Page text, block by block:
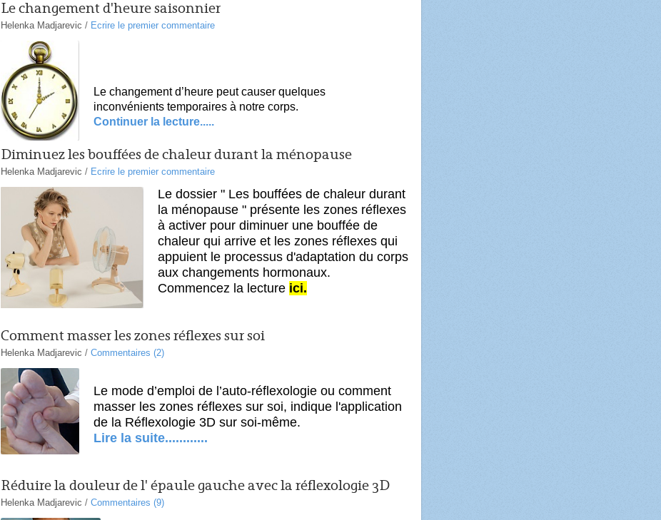
Le changement d'heure saisonnier
Helenka Madjarevic / Ecrire le premier commentaire
Le changement d’heurepeut causer quelques
inconvénients temporaires à notre corps.
Continuer la lecture.....
Diminuez les bouffées de chaleur durant la ménopause
Helenka Madjarevic / Ecrire le premier commentaire
Le dossier " Les bouffées de chaleur durant
la ménopause " présente les zones réflexes
à activer pour diminuer une bouffée de
chaleur qui arrive et les zones réflexes qui
appuient le processus d'adaptation du corps
aux changements hormonaux.
Commencez la lecture ici.
Comment masser les zones réflexes sur soi
Helenka Madjarevic / Commentaires (2)
Le mode d’emploi de l’auto-réflexologie ou comment
masser les zones réflexes sur soi, indique l'application
de la Réflexologie 3D sur soi-même.
Lire la suite............
Réduire la douleur de l' épaule gauche avec la réflexologie 3D
Helenka Madjarevic / Commentaires (9)